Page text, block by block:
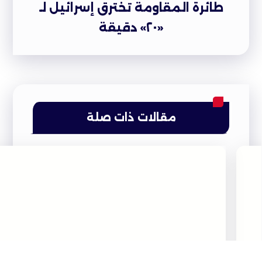
طائرة المقاومة تخترق إسرائيل لـ
«٢٠» دقيقة
مقالات ذات صلة